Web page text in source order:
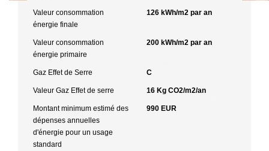
Valeur consommation
énergie finale
126 kWh/m2 par an
Valeur consommation
énergie primaire
200 kWh/m2 par an
Gaz Effet de Serre C
Valeur Gaz Effet de serre 16 Kg CO2/m2/an
Montant minimum estimé des
dépenses annuelles
d'énergie pour un usage
standard
990 EUR